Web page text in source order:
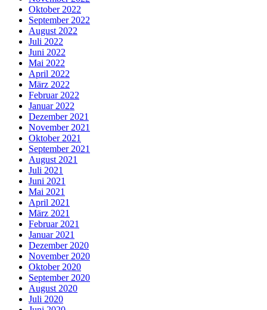
Oktober 2022
September 2022
August 2022
Juli 2022
Juni 2022
Mai 2022
April 2022
März 2022
Februar 2022
Januar 2022
Dezember 2021
November 2021
Oktober 2021
September 2021
August 2021
Juli 2021
Juni 2021
Mai 2021
April 2021
März 2021
Februar 2021
Januar 2021
Dezember 2020
November 2020
Oktober 2020
September 2020
August 2020
Juli 2020